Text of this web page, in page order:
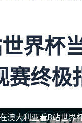
界杯
赛终极
澳大利亚看B站世界